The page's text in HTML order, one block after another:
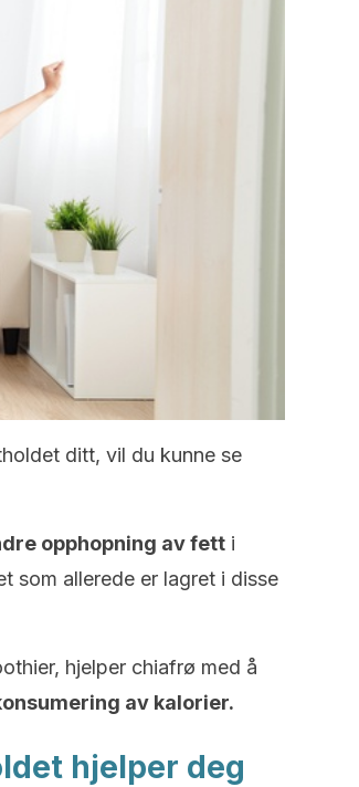
ditt, vil du kunne se
opphopning av fett i
som allerede er lagret i disse
hjelper chiafrø med å
av kalorier.
hjelper deg